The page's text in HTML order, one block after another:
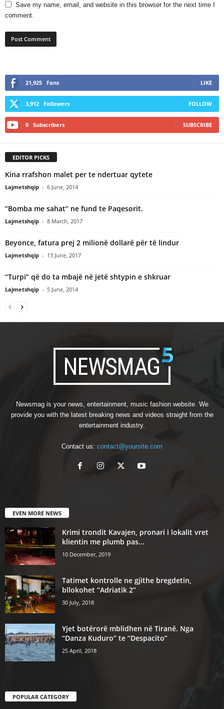
Save my name, email, and website in this browser for the next time I
comment.
21,925 Fans LIKE
3,912 Followers FOLLOW
0 Subscribers SUBSCRIBE
EDITOR PICKS
Kina rrafshon malet per te ndertuar qytete
Lajmetshqip - 6 June, 2014
“Bomba me sahat” ne fund te Paqesorit.
Lajmetshqip - 8 March, 2017
Beyonce, fatura prej 2 milionë dollarë për të lindur
Lajmetshqip - 13 June, 2017
“Turpi” që do ta mbajë në jetë shtypin e shkruar
Lajmetshqip - 5 June, 2014
Newsmag is your news, entertainment, music fashion website. We
provide you with the latest breaking news and videos straight from the
entertainment industry.
Contact us: contact@yoursite.com
EVEN MORE NEWS
Krimi trondit Kavajen, pronari i lokalit vret
klientin me plumb pas...
10 December, 2019
Tatimet kontrolle ne gjithe bregdetin,
bllokohet “Adriatik 2”
30 July, 2018
Yjet botërorë mblidhen në Tiranë. Nga
“Danza Kuduro” te “Despacito”
25 April, 2018
POPULAR CATEGORY